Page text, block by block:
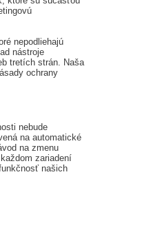
nepodliehajú
nástroje
tretích strán. Naša
ochrany
nebude
na automatické
na zmenu
zariadení
našich